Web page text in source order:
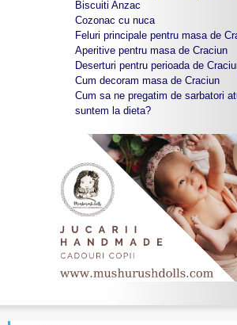
Biscuiti Anzac
Cozonac cu nuca
Feluri principale pentru masa de
Aperitive pentru masa de Craciun
Deserturi pentru perioada de
Cum decoram masa de Craciun
Cum sa ne pregatim de sarbatori
suntem la dieta?